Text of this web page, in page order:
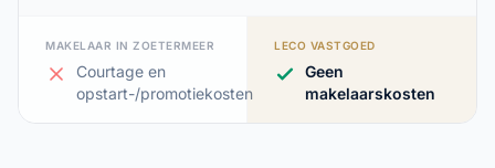
MAKELAAR IN ZOETERMEER
Courtage en
opstart-/promotiekosten
LECO VASTGOED
Geen
makelaarskosten